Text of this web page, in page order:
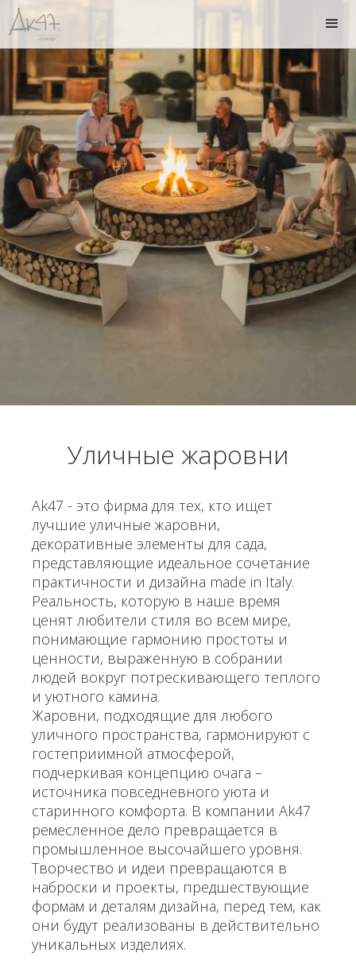
Уличные жаровни
Ak47 - это фирма для тех, кто ищет
лучшие уличные жаровни,
декоративные элементы для сада,
представляющие идеальное сочетание
практичности и дизайна made in Italy.
Реальность, которую в наше время
ценят любители стиля во всем мире,
понимающие гармонию простоты и
ценности, выраженную в собрании
людей вокруг потрескивающего теплого
и уютного камина.
Жаровни, подходящие для любого
уличного пространства, гармонируют с
гостеприимной атмосферой,
подчеркивая концепцию очага –
источника повседневного уюта и
старинного комфорта. В компании Ak47
ремесленное дело превращается в
промышленное высочайшего уровня.
Творчество и идеи превращаются в
наброски и проекты, предшествующие
формам и деталям дизайна, перед тем, как
они будут реализованы в действительно
уникальных изделиях.